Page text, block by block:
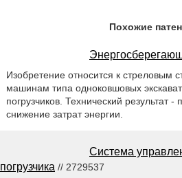
Похожие
Изобретение относится к стреловым
машинам типа одноковшовых
погрузчиков. Технический результат
снижение затрат энергии.
Система
погрузчика // 2729537